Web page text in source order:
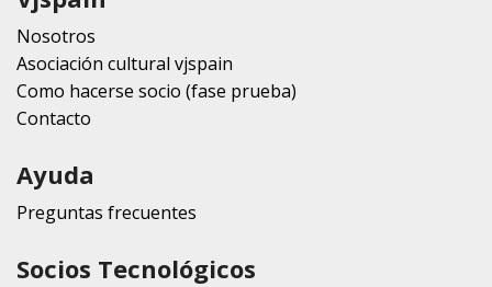
Nosotros
Asociación cultural vjspain
Como hacerse socio (fase prueba)
Contacto
Ayuda
Preguntas frecuentes
Socios Tecnológicos